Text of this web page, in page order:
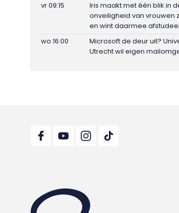
vr 09:15
Iris maakt met één blik in
onveiligheid van vrouwen
en wint daarmee
wo 16:00
Microsoft de deur uit?
Utrecht wil eigen